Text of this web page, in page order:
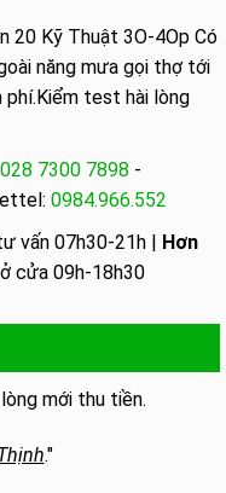
20 Kỹ Thuật 3O-4Op Có
năng mưa gọi thợ tới
phí.Kiểm test hài lòng
028 7300 7898 -
0984.966.552
vấn 07h30-21h | Hơn
cửa 09h-18h30
mới thu tiền.
."